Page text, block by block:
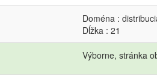
Doména :
Dĺžka : 21
Výborne, stránka